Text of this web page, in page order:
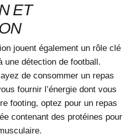
ET
jouent également un rôle clé
une détection de football.
de consommer un repas
fournir l’énergie dont vous
footing, optez pour un repas
contenant des protéines pour